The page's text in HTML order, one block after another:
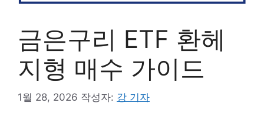
금은구리 ETF 환헤
지형 매수 가이드
1월 28, 2026 작성자: 강 기자